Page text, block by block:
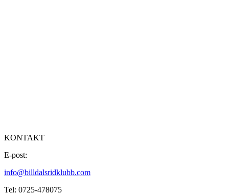
KONTAKT
E-post:
info@billdalsridklubb.com
Tel: 0725-478075